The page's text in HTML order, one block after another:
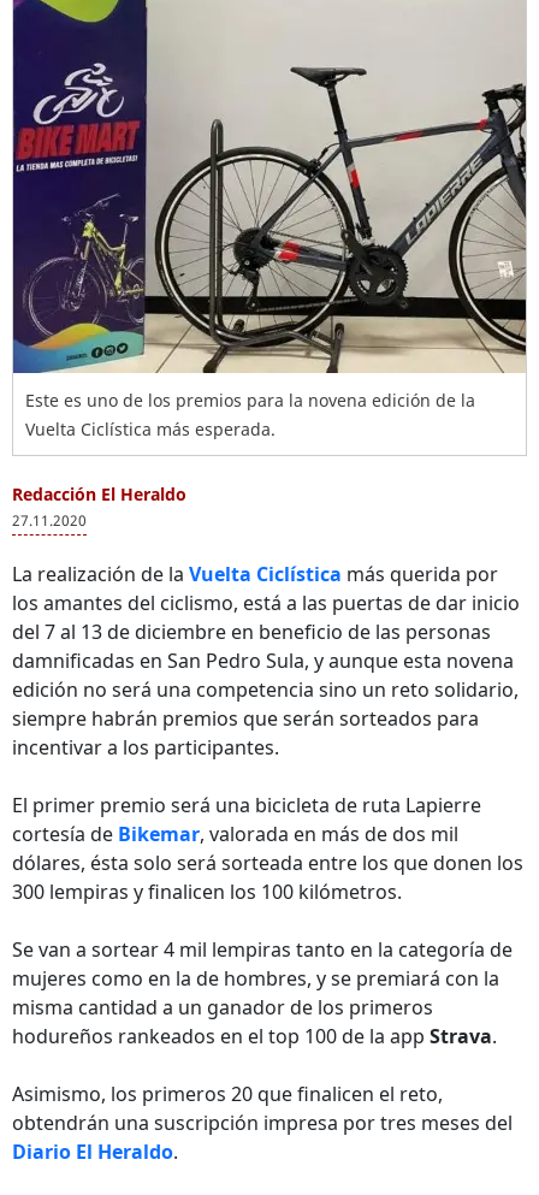
Este es uno de los premios para la novena edición de la
Vuelta Ciclística más esperada.
Redacción El Heraldo
27.11.2020
La realización de la Vuelta Ciclística más querida por
los amantes del ciclismo, está a las puertas de dar inicio
del 7 al 13 de diciembre en beneficio de las personas
damnificadas en San Pedro Sula, y aunque esta novena
edición no será una competencia sino un reto solidario,
siempre habrán premios que serán sorteados para
incentivar a los participantes.
El primer premio será una bicicleta de ruta Lapierre
cortesía de Bikemar, valorada en más de dos mil
dólares, ésta solo será sorteada entre los que donen los
300 lempiras y finalicen los 100 kilómetros.
Se van a sortear 4 mil lempiras tanto en la categoría de
mujeres como en la de hombres, y se premiará con la
misma cantidad a un ganador de los primeros
hodureños rankeados en el top 100 de la app Strava.
Asimismo, los primeros 20 que finalicen el reto,
obtendrán una suscripción impresa por tres meses del
Diario El Heraldo.